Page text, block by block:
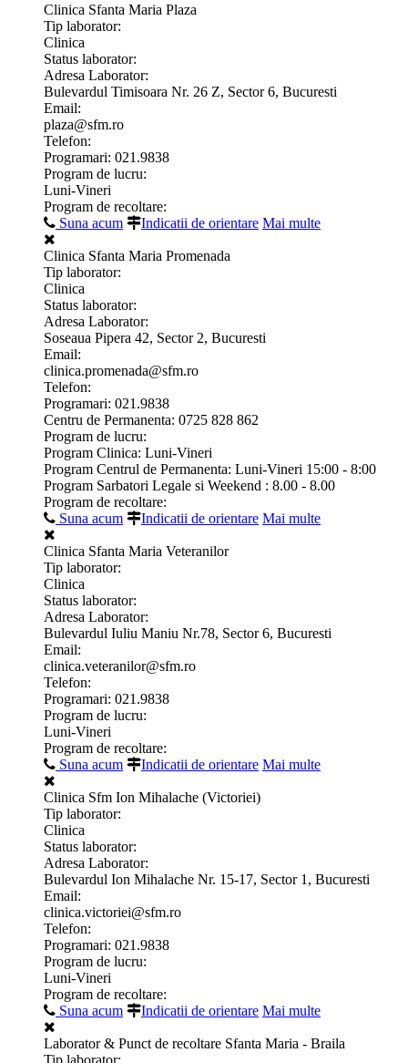
Clinica Sfanta Maria Plaza
Tip laborator:
Clinica
Status laborator:
Adresa Laborator:
Bulevardul Timisoara Nr. 26 Z, Sector 6, Bucuresti
Email:
plaza@sfm.ro
Telefon:
Programari: 021.9838
Program de lucru:
Luni-Vineri
Program de recoltare:
Suna acum
Indicatii de orientare Mai multe
Clinica Sfanta Maria Promenada
Tip laborator:
Clinica
Status laborator:
Adresa Laborator:
Soseaua Pipera 42, Sector 2, Bucuresti
Email:
clinica.promenada@sfm.ro
Telefon:
Programari: 021.9838
Centru de Permanenta: 0725 828 862
Program de lucru:
Program Clinica: Luni-Vineri
Program Centrul de Permanenta: Luni-Vineri 15:00 - 8:00
Program Sarbatori Legale si Weekend : 8.00 - 8.00
Program de recoltare:
Suna acum
Indicatii de orientare Mai multe
Clinica Sfanta Maria Veteranilor
Tip laborator:
Clinica
Status laborator:
Adresa Laborator:
Bulevardul Iuliu Maniu Nr.78, Sector 6, Bucuresti
Email:
clinica.veteranilor@sfm.ro
Telefon:
Programari: 021.9838
Program de lucru:
Luni-Vineri
Program de recoltare:
Suna acum
Indicatii de orientare Mai multe
Clinica Sfm Ion Mihalache (Victoriei)
Tip laborator:
Clinica
Status laborator:
Adresa Laborator:
Bulevardul Ion Mihalache Nr. 15-17, Sector 1, Bucuresti
Email:
clinica.victoriei@sfm.ro
Telefon:
Programari: 021.9838
Program de lucru:
Luni-Vineri
Program de recoltare:
Suna acum
Indicatii de orientare Mai multe
Laborator & Punct de recoltare Sfanta Maria - Braila
Tip laborator: